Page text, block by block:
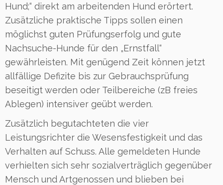
Hund;“ direkt am arbeitenden Hund erörtert.
Zusätzliche praktische Tipps sollen einen
möglichst guten Prüfungserfolg und gute
Nachsuche-Hunde für den „Ernstfall“
gewährleisten. Mit genügend Zeit können jetzt
allfällige Defizite bis zur Gebrauchsprüfung
beseitigt werden oder Teilbereiche (zB freies
Ablegen) intensiver geübt werden.
Zusätzlich begutachteten die vier
Leistungsrichter die Wesensfestigkeit und das
Verhalten auf Schuss. Alle gemeldeten Hunde
verhielten sich sehr sozialverträglich gegenüber
Mensch und Artgenossen und blieben bei